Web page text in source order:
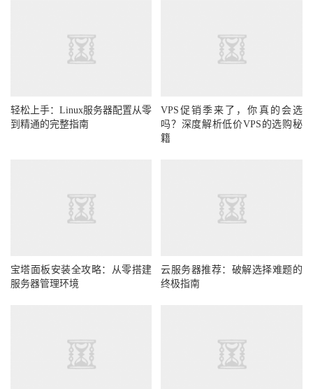
轻松上手：Linux服务器配置从零
到精通的完整指南
VPS促销季来了，你真的会选
吗？深度解析低价VPS的选购秘
籍
宝塔面板安装全攻略：从零搭建
服务器管理环境
云服务器推荐：破解选择难题的
终极指南